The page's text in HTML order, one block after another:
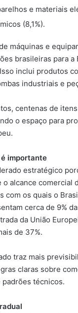
e materiais
(8,1%).
máquinas e
brasileiras para a
inclui produtos
industriais e
centenas de
o espaço para
importante
estratégico
alcance comercial
com os quais o
cerca de 9%
da União
de 37%.
traz mais
claras sobre
técnicos.